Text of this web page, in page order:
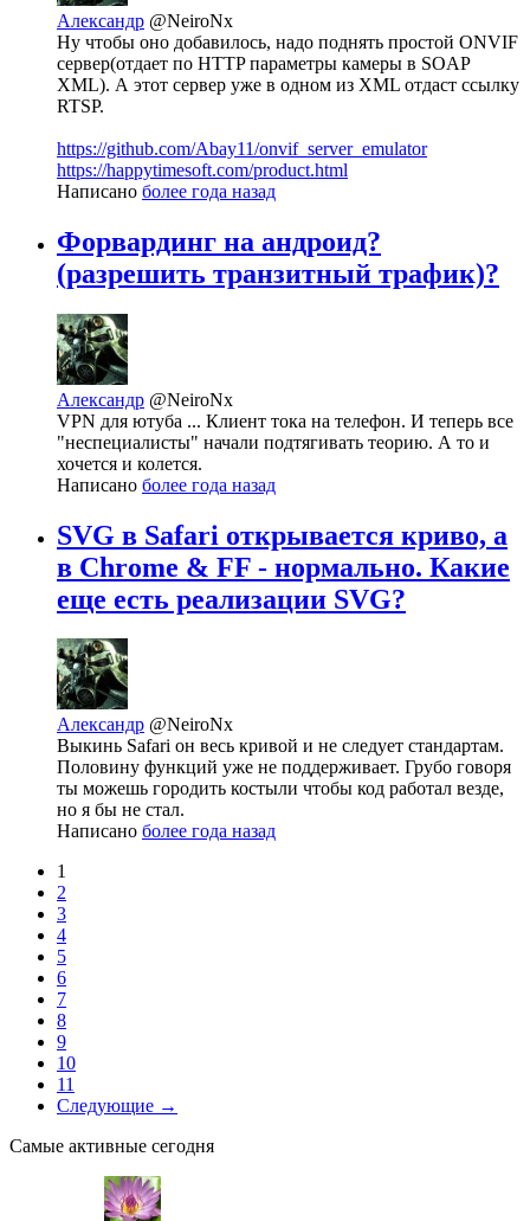
Александр @NeiroNx
Ну чтобы оно добавилось, надо поднять простой ONVIF
сервер(отдает по HTTP параметры камеры в SOAP
XML). А этот сервер уже в одном из XML отдаст ссылку
RTSP.
https://github.com/Abay11/onvif_server_emulator
https://happytimesoft.com/product.html
Написано более года назад
Форвардинг на андроид?
(разрешить транзитный трафик)?
Александр @NeiroNx
VPN для ютуба ... Клиент тока на телефон. И теперь все
"неспециалисты" начали подтягивать теорию. А то и
хочется и колется.
Написано более года назад
SVG в Safari открывается криво, а
в Chrome & FF - нормально. Какие
еще есть реализации SVG?
Александр @NeiroNx
Выкинь Safari он весь кривой и не следует стандартам.
Половину функций уже не поддерживает. Грубо говоря
ты можешь городить костыли чтобы код работал везде,
но я бы не стал.
Написано более года назад
1
2
3
4
5
6
7
8
9
10
11
Следующие →
Самые активные сегодня